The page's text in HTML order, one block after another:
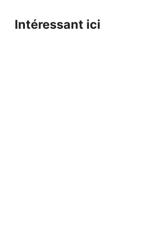
contentIntéressant ici